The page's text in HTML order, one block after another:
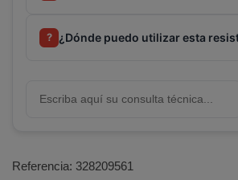
? ¿Dónde puedo utilizar esta
Referencia: 328209561